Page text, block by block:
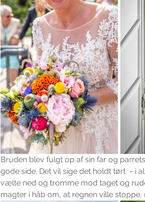
Bruden blev fulgt op af sin far og
gode side. Det vil sige det holdt tørt  - i
vælte ned og tromme mod taget og
magter i håb om, at regnen ville